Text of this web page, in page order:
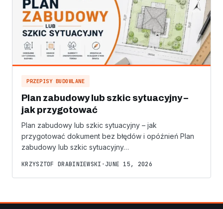
PRZEPISY BUDOWLANE
Plan zabudowy lub szkic sytuacyjny –
jak przygotować
Plan zabudowy lub szkic sytuacyjny – jak
przygotować dokument bez błędów i opóźnień Plan
zabudowy lub szkic sytuacyjny…
KRZYSZTOF DRABINIEWSKI • JUNE 15, 2026